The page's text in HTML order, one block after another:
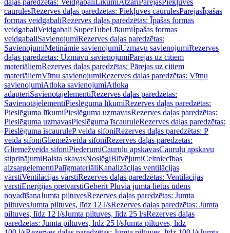
daļas paredzētas: Veidgabali LīkumiAtzari PārejasPiekļuves
caurulesRezerves daļas paredzētas: Piekļuves caurulesPārejasĪpašas
formas veidgabaliRezerves daļas paredzētas: Īpašas formas
veidgabaliVeidgabali SuperTubeLīkumiĪpašas formas
veidgabaliSavienojumiRezerves daļas paredzētas:
SavienojumiMetināmie savienojumiUzmavu savienojumiRezerves
daļas paredzētas: Uzmavu savienojumiPārejas uz citiem
materiāliemRezerves daļas paredzētas: Pārejas uz citiem
materiāliemVītņu savienojumiRezerves daļas paredzētas: Vītņu
savienojumiAtloka savienojumiAtloka
adapteriSavienotājelementiRezerves daļas paredzētas:
SavienotājelementiPieslēguma līkumiRezerves daļas paredzētas:
Pieslēguma līkumiPieslēguma uzmavasRezerves daļas paredzētas:
Pieslēguma uzmavasPieslēguma īscauruleRezerves daļas paredzētas:
Pieslēguma īscauruleP veida sifoniRezerves daļas paredzētas: P
veida sifoniGliemežveida sifoniRezerves daļas paredzētas:
Gliemežveida sifoniPiederumiCauruļu apskavasCauruļu apskavu
stiprinājumiBalsta skavasNoslēgiBlīvējumiCeltniecības
aizsargelementiPalīgmateriāliKanalizācijas ventilācijas
vārstiVentilācijas vārstiRezerves daļas paredzētas: Ventilācijas
vārstiEnerģijas pretvārstiGeberit Pluvia jumta lietus ūdens
novadīšanaJumta piltuvesRezerves daļas paredzētas: Jumta
piltuvesJumta piltuves, līdz 12 l/sRezerves daļas paredzētas: Jumta
piltuves, līdz 12 l/sJumta piltuves, līdz 25 l/sRezerves daļas
paredzētas: Jumta piltuves, līdz 25 l/sJumta piltuves, līdz